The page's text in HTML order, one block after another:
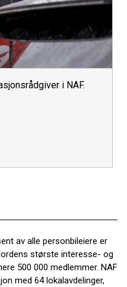
i NAF.
av alle personbileiere er
største interesse- og
500 000 medlemmer. NAF
med 64 lokalavdelinger,